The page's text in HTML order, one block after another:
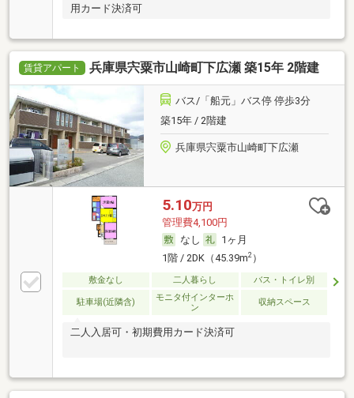
用カード決済可
賃貸アパート 兵庫県宍粟市山崎町下広瀬 築15年 2階建
バス/「船元」バス停 停歩3分
築15年 / 2階建
兵庫県宍粟市山崎町下広瀬
5.10万円
管理費4,100円
なし
1ヶ月
1階 / 2DK（45.39m2）
敷金なし 二人暮らし バス・トイレ別
駐車場(近隣含)
モニタ付インターホ
ン
収納スペース
二人入居可・初期費用カード決済可